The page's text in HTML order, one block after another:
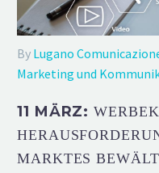
By Lugano
Marketing und
11 MÄRZ:
MARKTES